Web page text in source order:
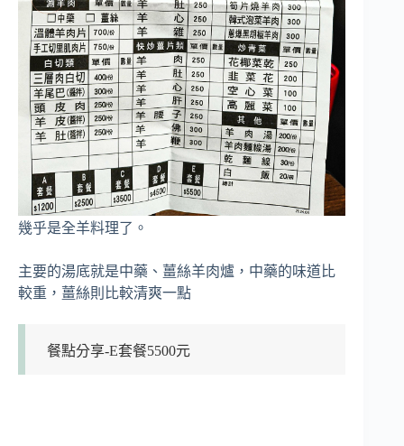
幾乎是全羊料理了。
主要的湯底就是中藥、薑絲羊肉爐，中藥的味道比
較重，薑絲則比較清爽一點
餐點分享-E套餐5500元